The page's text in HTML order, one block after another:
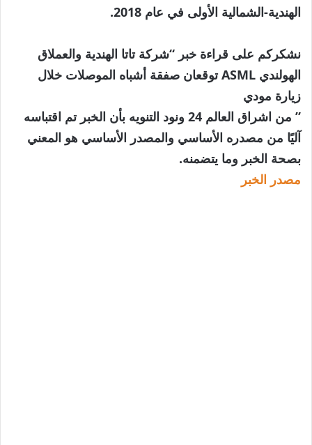
الهندية-الشمالية الأولى في عام 2018.
نشكركم على قراءة خبر “شركة تاتا الهندية والعملاق
الهولندي ASML توقعان صفقة أشباه الموصلات خلال
زيارة مودي
” من اشراق العالم 24 ونود التنويه بأن الخبر تم اقتباسه
آليًا من مصدره الأساسي والمصدر الأساسي هو المعني
بصحة الخبر وما يتضمنه.
مصدر الخبر